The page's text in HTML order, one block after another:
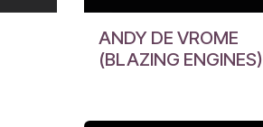
ANDY DE VROME
(BLAZING ENGINES)